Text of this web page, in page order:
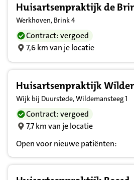
Huisartsenpraktijk de
Werkhoven, Brink 4
Contract: vergoed
7,6 km van je locatie
Huisartsenpraktijk
Wijk bij Duurstede, Wildemansteeg 1
Contract: vergoed
7,7 km van je locatie
Open voor nieuwe patiënten: